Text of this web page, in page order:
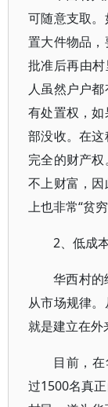
可随意支取
置大件物品
批准后再由
人虽然户户
有处置权，
部没收。在
完全的财产
不上财富，
上也非常“贫穷
2、低成
华西村的
从市场规律
就是建立在外
目前，
过1500名真